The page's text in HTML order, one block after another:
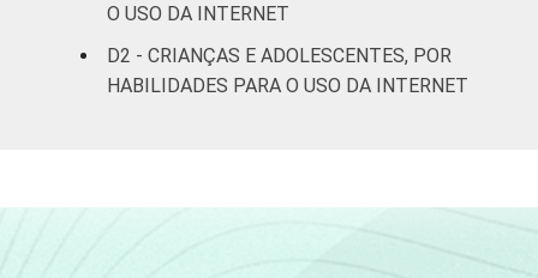
OU DO
75
O USO DA INTERNET
D2 - CRIANÇAS E ADOLESCENTES, POR
HABILIDADES PARA O USO DA INTERNET